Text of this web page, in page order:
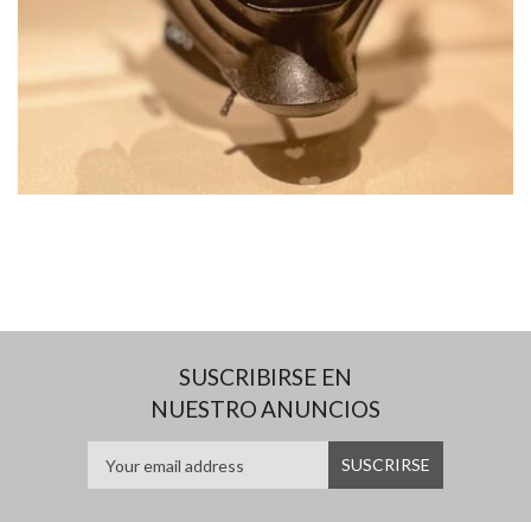
SUSCRIBIRSE EN
NUESTRO ANUNCIOS